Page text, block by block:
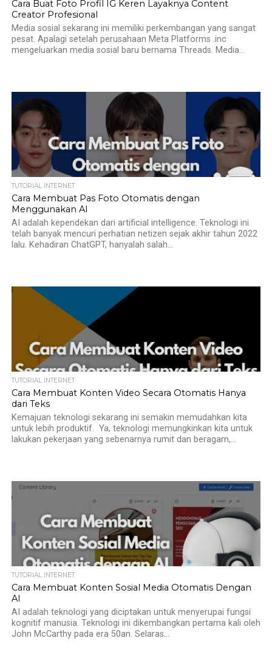
Cara Buat Foto Profil IG Keren Layaknya Content
Creator Profesional
Media sosial sekarang ini memiliki perkembangan yang sangat
pesat. Apalagi setelah perusahaan Meta Platforms .inc
mengeluarkan media sosial baru bernama Threads. Media...
TUTORIAL INTERNET
Cara Membuat Pas Foto Otomatis dengan
Menggunakan AI
AI adalah kependekan dari artificial intelligence. Teknologi ini
telah banyak mencuri perhatian netizen sejak akhir tahun 2022
lalu. Kehadiran ChatGPT, hanyalah salah...
TUTORIAL INTERNET
Cara Membuat Konten Video Secara Otomatis Hanya
dari Teks
Kemajuan teknologi sekarang ini semakin memudahkan kita
untuk lebih produktif. Ya, teknologi memungkinkan kita untuk
lakukan pekerjaan yang sebenarnya rumit dan beragam,...
TUTORIAL INTERNET
Cara Membuat Konten Sosial Media Otomatis Dengan
AI
AI adalah teknologi yang diciptakan untuk menyerupai fungsi
kognitif manusia. Teknologi ini dikembangkan pertama kali oleh
John McCarthy pada era 50an. Selaras...